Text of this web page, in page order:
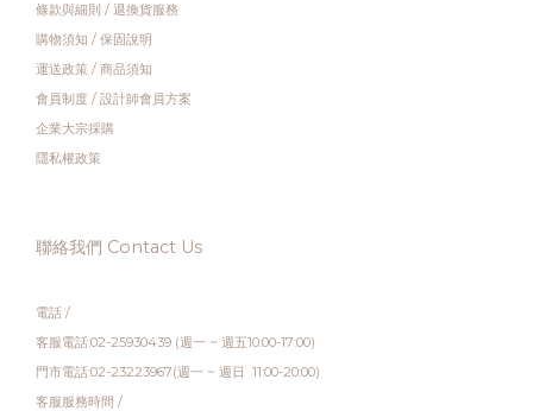
條款與細則 / 退換貨服務
購物須知 / 保固說明
運送政策 / 商品須知
會員制度 / 設計師會員方案
企業大宗採購
隱私權政策
聯絡我們 Contact Us
電話 /
客服電話:02-25930439 (週一 ~ 週五10:00-17:00)
門市電話:02-23223967(週一 ~ 週日 11:00-20:00)
客服服務時間 /